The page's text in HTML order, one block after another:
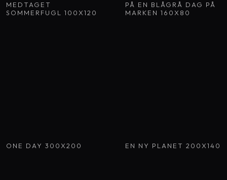
MEDTAGET
SOMMERFUGL 100X120
PÅ EN BLÅGRÅ DAG PÅ
MARKEN 160X80
ONE DAY 300X200 EN NY PLANET 200X140